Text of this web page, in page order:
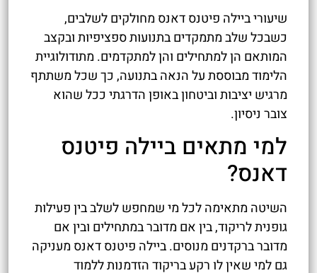
שיעורי ביילה פיטנס דאנס מחולקים לשלבים,
כשבכל שלב מתמקדים בתנועות ספציפיות ובקצב
המותאם הן למתחילים והן למתקדמים. מתודולוגיית
הלימוד מבוססת על הנאה בתנועה, כך שכל משתתף
מרגיש יציבות וביטחון באופן הדרגתי ככל שהוא
צובר ניסיון.
למי מתאים ביילה פיטנס
דאנס?
השיטה מתאימה לכל מי שמחפש לשלב בין פעילות
גופנית לריקוד, בין אם מדובר במתחילים ובין אם
מדובר ברקדנים מנוסים. ביילה פיטנס דאנס מעניקה
גם למי שאין לו רקע בריקוד הזדמנות ללמוד